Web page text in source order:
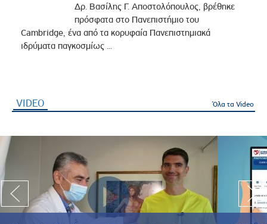
Δρ. Βασίλης Γ. Αποστολόπουλος, βρέθηκε
πρόσφατα στο Πανεπιστήμιο του
Cambridge, ένα από τα κορυφαία Πανεπιστημιακά
ιδρύματα παγκοσμίως ...
VIDEO Όλα τα Video